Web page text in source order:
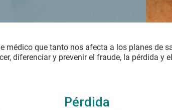
médico que tanto nos afecta a los planes de
diferenciar y prevenir el fraude, la pérdida y
Pérdida